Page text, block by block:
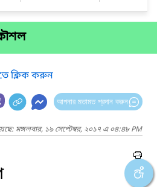
ক্লিক করুন
আপনার মতামত প্রদান করুন
মঙ্গলবার, ১৯ সেপ্টেম্বর, ২০১৭ এ ০৪:৪৮ PM